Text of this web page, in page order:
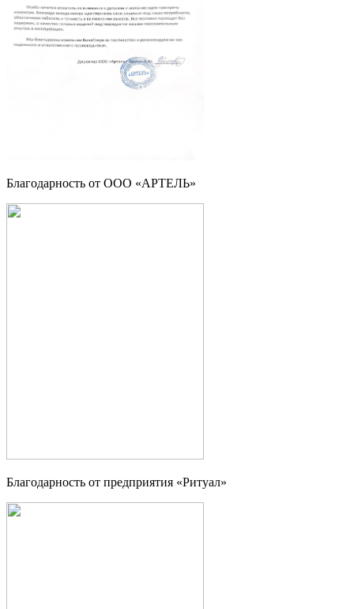
Благодарность от ООО «АРТЕЛЬ»
Благодарность от предприятия «Ритуал»